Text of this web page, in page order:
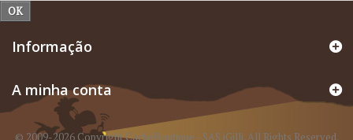
OK
Informação
A minha conta
© 2009-2026 Copyright CacheBoutique - SAS iGilli. All Rights Reserved.